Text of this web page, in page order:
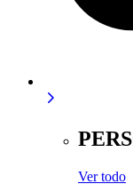
Ver todo